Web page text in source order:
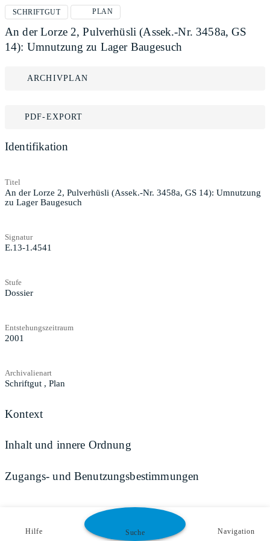
SCHRIFTGUT PLAN
An der Lorze 2, Pulverhüsli (Assek.-Nr. 3458a, GS
14): Umnutzung zu Lager Baugesuch
ARCHIVPLAN
PDF-EXPORT
Identifikation
Titel
An der Lorze 2, Pulverhüsli (Assek.-Nr. 3458a, GS 14): Umnutzung
zu Lager Baugesuch
Signatur
E.13-1.4541
Stufe
Dossier
Entstehungszeitraum
2001
Archivalienart
Schriftgut , Plan
Kontext
Inhalt und innere Ordnung
Zugangs- und Benutzungsbestimmungen
Hilfe Suche Navigation